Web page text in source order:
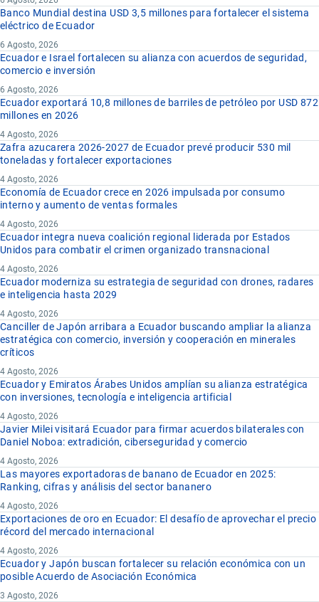
Banco Mundial destina USD 3,5 millones para fortalecer el sistema
eléctrico de Ecuador
6 Agosto, 2026
Ecuador e Israel fortalecen su alianza con acuerdos de seguridad,
comercio e inversión
6 Agosto, 2026
Ecuador exportará 10,8 millones de barriles de petróleo por USD 872
millones en 2026
4 Agosto, 2026
Zafra azucarera 2026-2027 de Ecuador prevé producir 530 mil
toneladas y fortalecer exportaciones
4 Agosto, 2026
Economía de Ecuador crece en 2026 impulsada por consumo
interno y aumento de ventas formales
4 Agosto, 2026
Ecuador integra nueva coalición regional liderada por Estados
Unidos para combatir el crimen organizado transnacional
4 Agosto, 2026
Ecuador moderniza su estrategia de seguridad con drones, radares
e inteligencia hasta 2029
4 Agosto, 2026
Canciller de Japón arribara a Ecuador buscando ampliar la alianza
estratégica con comercio, inversión y cooperación en minerales
críticos
4 Agosto, 2026
Ecuador y Emiratos Árabes Unidos amplían su alianza estratégica
con inversiones, tecnología e inteligencia artificial
4 Agosto, 2026
Javier Milei visitará Ecuador para firmar acuerdos bilaterales con
Daniel Noboa: extradición, ciberseguridad y comercio
4 Agosto, 2026
Las mayores exportadoras de banano de Ecuador en 2025:
Ranking, cifras y análisis del sector bananero
4 Agosto, 2026
Exportaciones de oro en Ecuador: El desafío de aprovechar el precio
récord del mercado internacional
4 Agosto, 2026
Ecuador y Japón buscan fortalecer su relación económica con un
posible Acuerdo de Asociación Económica
3 Agosto, 2026